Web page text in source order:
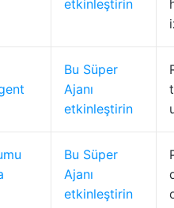
etkinleştirin
Bu Süper
Ajanı
etkinleştirin
Bu Süper
Ajanı
etkinleştirin